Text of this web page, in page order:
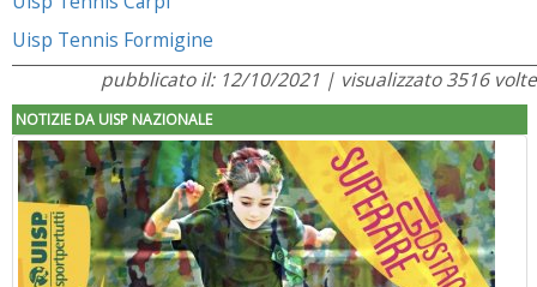
Uisp Tennis Formigine
pubblicato il: 12/10/2021 | visualizzato 3516 volte
NOTIZIE DA UISP NAZIONALE